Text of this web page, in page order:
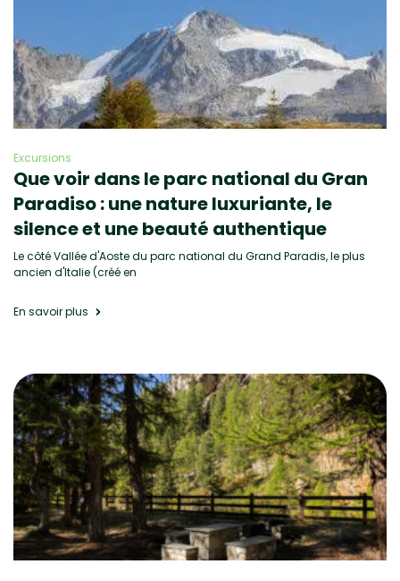
Excursions
Que voir dans le parc national du Gran
Paradiso : une nature luxuriante, le
silence et une beauté authentique
Le côté Vallée d'Aoste du parc national du Grand Paradis, le plus
ancien d'Italie (créé en
En savoir plus